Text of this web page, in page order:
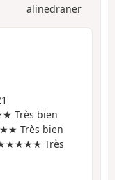
alinedraner
Très bien
Très bien
Très